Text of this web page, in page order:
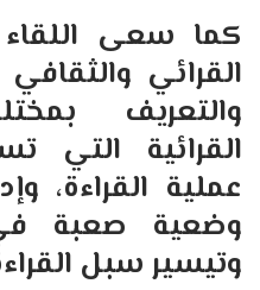
كما سعى
القرائي
والتعريف
القرائية
عملية القراءة،
وضعية صعبة
وتيسير سبل